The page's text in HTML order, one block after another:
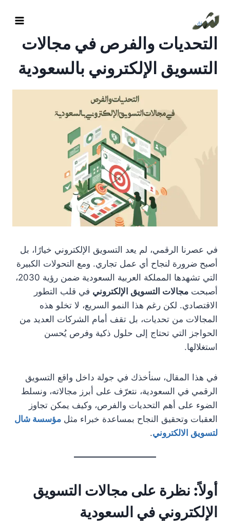
المدونة
التحديات والفرص في مجالات
التسويق الإلكتروني بالسعودية
في عصرنا الرقمي، لم يعد التسويق الإلكتروني خيارًا، بل
أصبح ضرورة لنجاح أي عمل تجاري. ومع التحولات الكبيرة
التي تشهدها المملكة العربية السعودية ضمن رؤية 2030،
أصبحت مجالات التسويق الإلكتروني في قلب التطور
الاقتصادي. لكن رغم هذا النمو السريع، لا تخلو هذه
المجالات من تحديات، بل تقف أمام الشركات العديد من
الحواجز التي تحتاج إلى حلول ذكية وفرص يُحسن
استغلالها.
في هذا المقال، سنأخذك في جولة داخل واقع التسويق
الرقمي في السعودية، نتعرّف على أبرز مجالاته، ونسلط
الضوء على أهم التحديات والفرص، وكيف يمكن تجاوز
العقبات وتحقيق النجاح بمساعدة خبراء مثل مؤسسة شال
لتسويق الالكتروني.
أولاً: نظرة على مجالات التسويق
الإلكتروني في السعودية